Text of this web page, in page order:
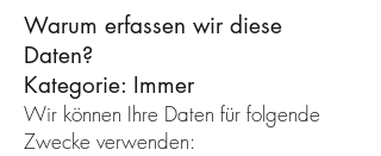
Warum erfassen wir diese
Daten?
Kategorie: Immer
Wir können Ihre Daten für folgende
Zwecke verwenden: